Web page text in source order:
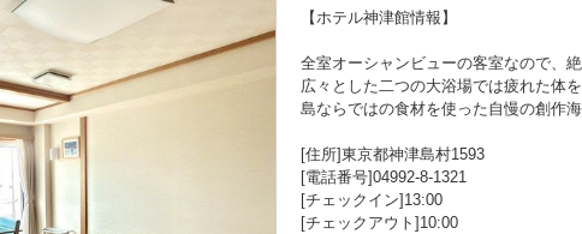
【ホテル神津館情報】
全室オーシャンビューの客室なので、
広々とした二つの大浴場では疲れた体を
島ならではの食材を使った自慢の創作
[住所]東京都神津島村1593
[電話番号]04992-8-1321
[チェックイン]13:00
[チェックアウト]10:00